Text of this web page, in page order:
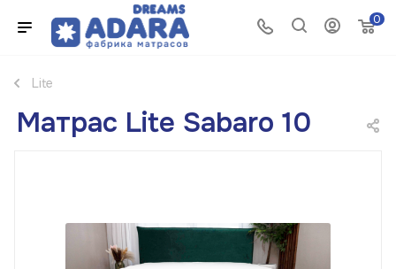
0
Lite
Матрас Lite Sabaro 10